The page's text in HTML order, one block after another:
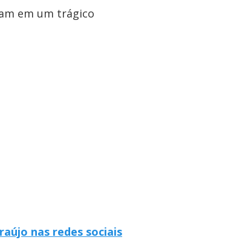
em um trágico
nas redes sociais